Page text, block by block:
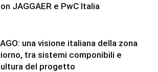
JAGGAER e PwC Italia
una visione italiana della zona
tra sistemi componibili e
del progetto